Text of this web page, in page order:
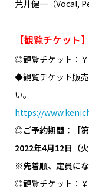
荒井健一（Vocal,
【観覧チケット】
◎観覧チケット：
◆観覧チケット販
い。
https://
◎ご予約期間：［
2022年4月12日（
※先着順、定員にな
◎観覧チケット：